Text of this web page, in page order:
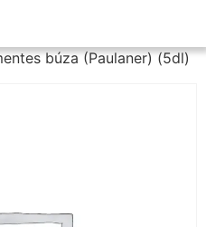
búza (Paulaner) (5dl)